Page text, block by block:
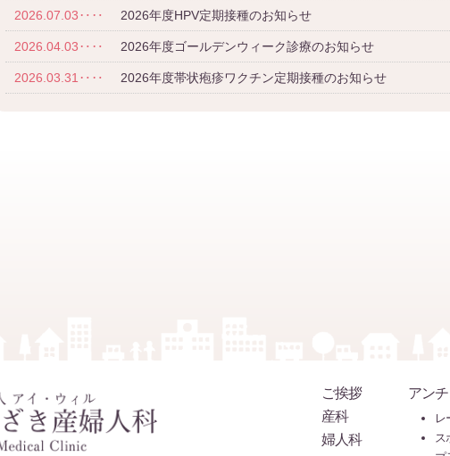
2026.07.03‥‥ 2026年度HPV定期接種のお知らせ
2026.04.03‥‥ 2026年度ゴールデンウィーク診療のお知らせ
2026.03.31‥‥ 2026年度帯状疱疹ワクチン定期接種のお知らせ
ご挨拶
産科
婦人科
アン
レ
ス